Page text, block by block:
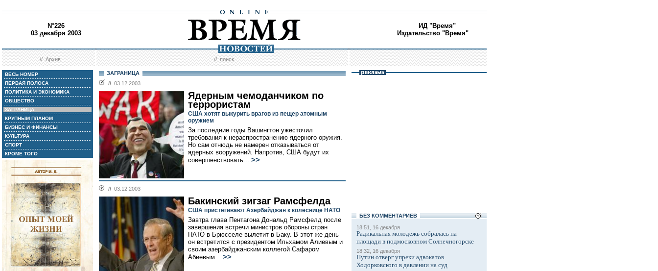
N°226
03 декабря 2003
ИД "Время"
Издательство "Время"
//Архив //поиск
ВЕСЬ НОМЕР
ПЕРВАЯ ПОЛОСА
ПОЛИТИКА И ЭКОНОМИКА
ОБЩЕСТВО
ЗАГРАНИЦА
КРУПНЫМ ПЛАНОМ
БИЗНЕС И ФИНАНСЫ
КУЛЬТУРА
СПОРТ
КРОМЕ ТОГО
ЗАГРАНИЦА
// 03.12.2003
Ядерным чемоданчиком по
террористам
США хотят выкурить врагов из пещер атомным
оружием
За последние годы Вашингтон ужесточил
требования к нераспространению ядерного оружия.
Но сам отнюдь не намерен отказываться от
ядерных вооружений. Напротив, США будут их
совершенствовать... >>
// 03.12.2003
Бакинский зигзаг Рамсфелда
США пристегивают Азербайджан к колеснице НАТО
Завтра глава Пентагона Дональд Рамсфелд после
завершения встречи министров обороны стран
НАТО в Брюсселе вылетит в Баку. В этот же день
он встретится с президентом Ильхамом Алиевым и
своим азербайджанским коллегой Сафаром
Абиевым... >>
БЕЗ КОМMЕНТАРИЕВ
18:51, 16 декабря
Радикальная молодежь собралась на
площади в подмосковном Солнечногорске
18:32, 16 декабря
Путин отверг упреки адвокатов
Ходорковского в давлении на суд